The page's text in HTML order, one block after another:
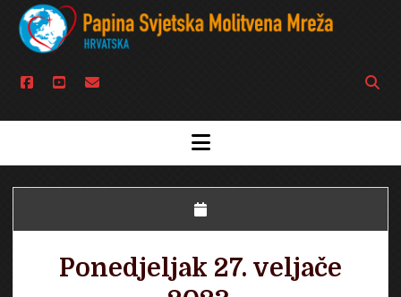
facebook
youtubeemail
Open
bar
open
menu
Ponedjeljak 27. veljače